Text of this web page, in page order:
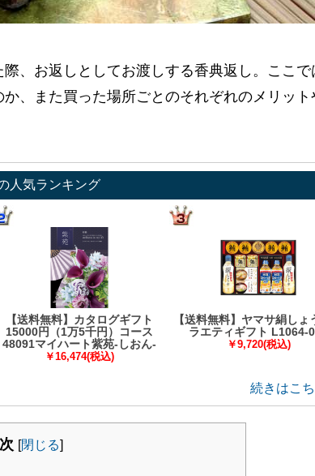
、お返しとしてお渡しする香典返し。ここで
、また買った場所ごとのそれぞれのメリット
人気ランキング
【送料無料】カタログギフト
15000円（1万5千円）コース
48091マイハート紫苑-しおん-
￥16,474(税込)
【送料無料】ヤマサ絹しょ
ラエティギフト L1064-
￥9,720(税込)
続きはこ
[閉じる]